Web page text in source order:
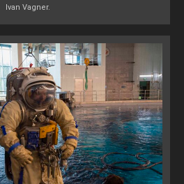
Ivan Vagner.